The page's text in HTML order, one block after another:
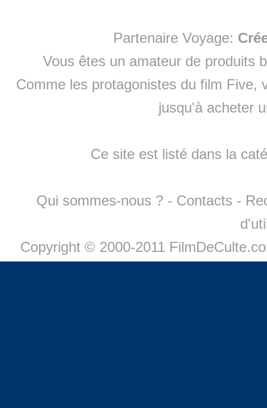
Partenaire Voyage:
Vous êtes un amateur de produits
Comme les protagonistes du film Five,
jusqu'à acheter
Ce site est listé dans la
Qui sommes-nous ? - Contacts -
Copyright © 2000-2011